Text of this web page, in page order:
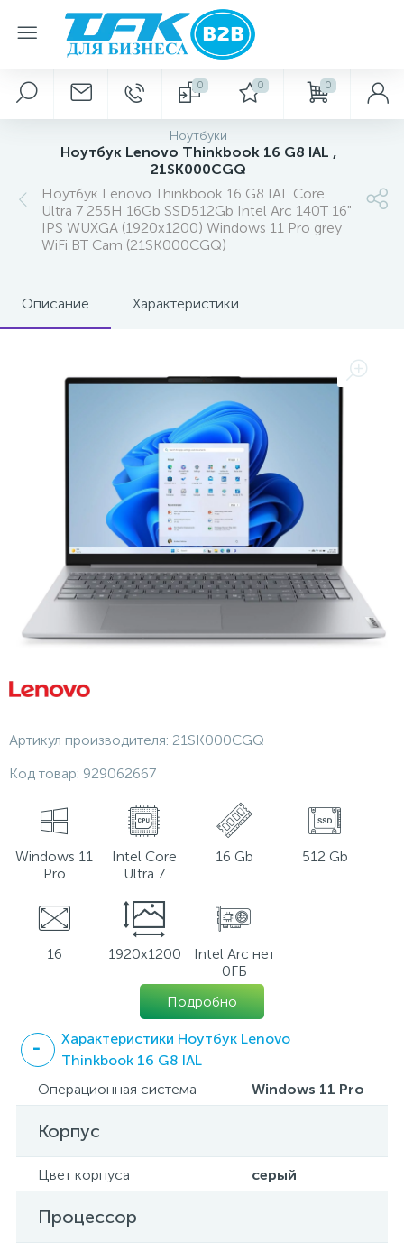
0 0 0
Ноутбуки
Ноутбук Lenovo Thinkbook 16 G8 IAL ,
21SK000CGQ
Ноутбук Lenovo Thinkbook 16 G8 IAL Core
Ultra 7 255H 16Gb SSD512Gb Intel Arc 140T 16"
IPS WUXGA (1920x1200) Windows 11 Pro grey
WiFi BT Cam (21SK000CGQ)
Описание Характеристики
Артикул производителя: 21SK000CGQ
Код товар: 929062667
Windows 11
Pro
Intel Core
Ultra 7
16 Gb 512 Gb
16 1920x1200
Intel Arc нет
0ГБ
Подробно
Характеристики Ноутбук Lenovo
Thinkbook 16 G8 IAL
Операционная система
Windows 11 Pro
Корпус
Цвет корпуса серый
Процессор